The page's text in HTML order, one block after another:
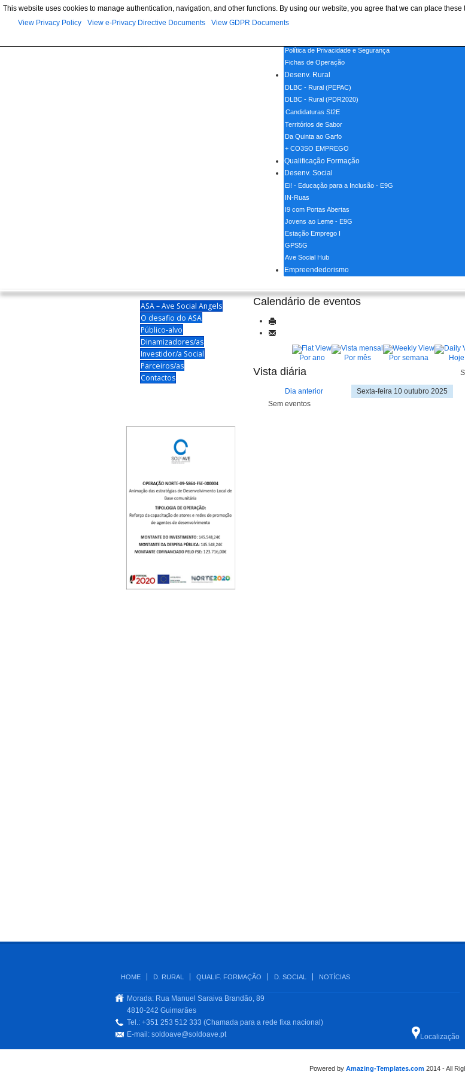
Powered by Amazing-Templates.com2014 - All
Home
Política de Privacidade e Segurança
Fichas de Operação
Desenv. Rural
DLBC - Rural (PEPAC)
DLBC - Rural (PDR2020)
Candidaturas SI2E
Territórios de Sabor
Da Quinta ao Garfo
+ CO3SO EMPREGO
Qualificação Formação
Desenv. Social
Ei! - Educação para a Inclusão - E9G
IN-Ruas
I9 com Portas Abertas
Jovens ao Leme - E9G
Estação Emprego I
GPS5G
Ave Social Hub
Empreendedorismo
ASA – Ave Social Angels
O desafio do ASA
Público-alvo
Dinamizadores/as
Investidor/a Social
Parceiros/as
Contactos
Calendário de eventos
Por ano Por mês Por semana Hoje
Vista diária
Dia anterior Sexta-feira 10 outubro 2025
Sem eventos
HOME D. RURAL QUALIF. FORMAÇÃO D. SOCIAL NOTÍCIAS
Morada: Rua Manuel Saraiva Brandão, 89
4810-242 Guimarães
Tel.: +351 253 512 333 (Chamada para a rede fixa nacional)
E-mail: soldoave@soldoave.pt Localização
This website uses cookies to manage authentication, navigation, and other functions. By using our website, you agree that we can place
View Privacy Policy
View e-Privacy Directive Documents View GDPR Documents